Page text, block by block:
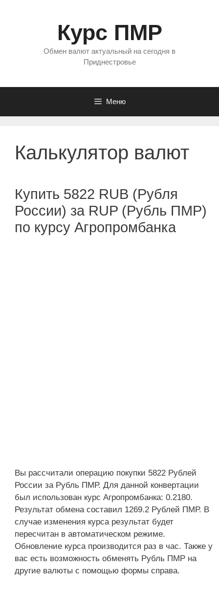
Курс ПМР
Обмен валют актуальный на сегодня в
Приднестровье
Меню
Калькулятор валют
Купить 5822 RUB (Рубля
России) за RUP (Рубль ПМР)
по курсу Агропромбанка
Вы рассчитали операцию покупки 5822 Рублей
России за Рубль ПМР. Для данной конвертации
был использован курс Агропромбанка: 0.2180.
Результат обмена составил 1269.2 Рублей ПМР. В
случае изменения курса результат будет
пересчитан в автоматическом режиме.
Обновление курса производится раз в час. Также у
вас есть возможность обменять Рубль ПМР на
другие валюты с помощью формы справа.